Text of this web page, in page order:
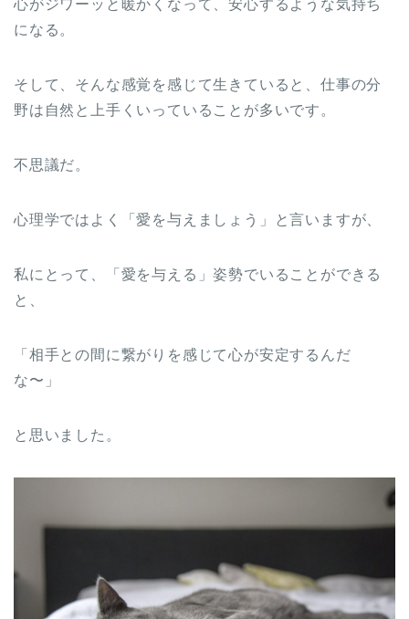
心がジワーッと暖かくなって、安心するような気持ち
になる。
そして、そんな感覚を感じて生きていると、仕事の分
野は自然と上手くいっていることが多いです。
不思議だ。
心理学ではよく「愛を与えましょう」と言いますが、
私にとって、「愛を与える」姿勢でいることができる
と、
「相手との間に繋がりを感じて心が安定するんだ
な〜」
と思いました。